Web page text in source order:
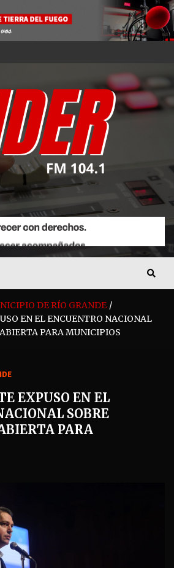
DE RÍO GRANDE
EN EL ENCUENTRO NACIONAL
PARA MUNICIPIOS
EXPUSO EN EL
SOBRE
PARA